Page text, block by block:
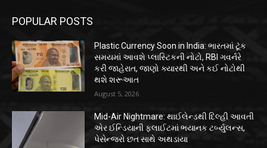
POPULAR POSTS
Plastic Currency Soon in India: ભારતમાં ટૂંક
સમયમાં આવશે પ્લાસ્ટિકની નોટો, RBI ગવર્નરે
કરી જાહેરાત, જાણો ક્યારથી અને કઈ નોટોથી
થશે શરૂઆત
August 5, 2026
Mid-Air Nightmare: થાઈલેન્ડથી દિલ્હી આવતી
એર ઈન્ડિયાની ફ્લાઈટમાં ભયાનક ટર્બ્યુલન્સ,
પેસેન્જરો છત સાથે અથડાયા